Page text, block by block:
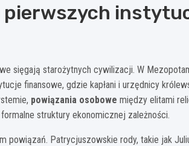
pierwszych
sięgają starożytnych cywilizacji. W
finansowe, gdzie kapłani i urzędnicy
powiązania osobowe między elitami
struktury ekonomicznej zależności.
powiązań. Patrycjuszowskie rody, takie jak